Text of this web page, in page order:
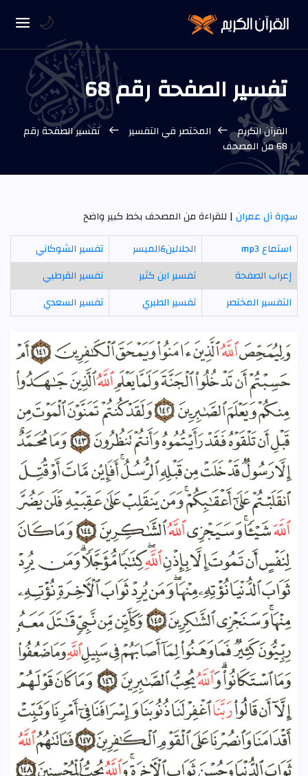
تفسير الصفحة رقم 68
القرآن الكريم المختصر في التفسير
تفسير الصفحة رقم
68 من المصحف
سورة آل عمران| للقراءة من المصحف بخط كبير واضح
استماع mp3
الجلالين&الميسر
تفسير الشوكاني
إعراب الصفحة
تفسير ابن كثير
تفسير القرطبي
التفسير المختصر
تفسير الطبري تفسير السعدي
🌙